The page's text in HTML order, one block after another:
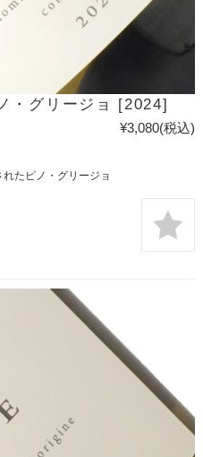
・グリージョ [2024]
¥3,080(税込)
たピノ・グリージョ